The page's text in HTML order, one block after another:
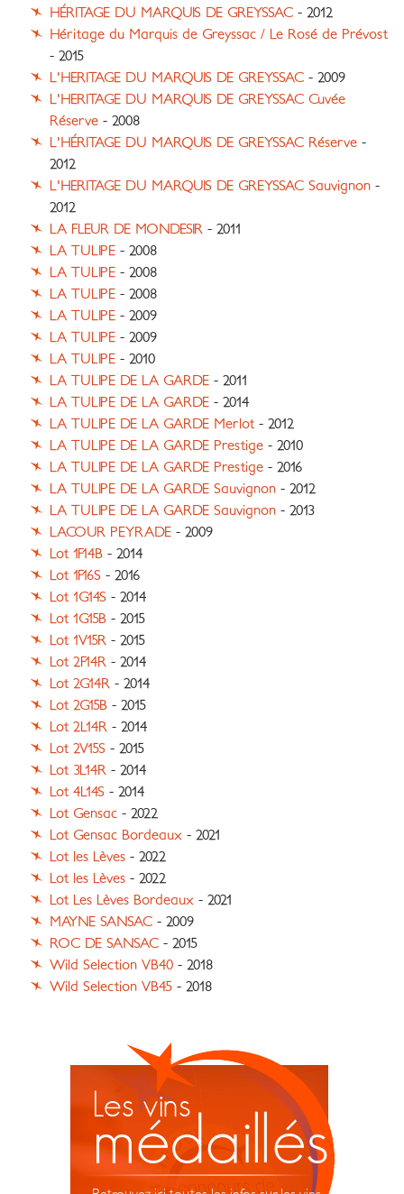
HÉRITAGE DU MARQUIS DE GREYSSAC - 2012
Héritage du Marquis de Greyssac / Le Rosé de Prévost
- 2015
L'HERITAGE DU MARQUIS DE GREYSSAC - 2009
L'HERITAGE DU MARQUIS DE GREYSSAC Cuvée
Réserve - 2008
L'HÉRITAGE DU MARQUIS DE GREYSSAC Réserve -
2012
L'HERITAGE DU MARQUIS DE GREYSSAC Sauvignon -
2012
LA FLEUR DE MONDESIR - 2011
LA TULIPE - 2008
LA TULIPE - 2008
LA TULIPE - 2008
LA TULIPE - 2009
LA TULIPE - 2009
LA TULIPE - 2010
LA TULIPE DE LA GARDE - 2011
LA TULIPE DE LA GARDE - 2014
LA TULIPE DE LA GARDE Merlot - 2012
LA TULIPE DE LA GARDE Prestige - 2010
LA TULIPE DE LA GARDE Prestige - 2016
LA TULIPE DE LA GARDE Sauvignon - 2012
LA TULIPE DE LA GARDE Sauvignon - 2013
LACOUR PEYRADE - 2009
Lot 1F14B - 2014
Lot 1F16S - 2016
Lot 1G14S - 2014
Lot 1G15B - 2015
Lot 1V15R - 2015
Lot 2F14R - 2014
Lot 2G14R - 2014
Lot 2G15B - 2015
Lot 2L14R - 2014
Lot 2V15S - 2015
Lot 3L14R - 2014
Lot 4L14S - 2014
Lot Gensac - 2022
Lot Gensac Bordeaux - 2021
Lot les Lèves - 2022
Lot les Lèves - 2022
Lot Les Lèves Bordeaux - 2021
MAYNE SANSAC - 2009
ROC DE SANSAC - 2015
Wild Selection VB40 - 2018
Wild Selection VB45 - 2018
Les vins
médaillés